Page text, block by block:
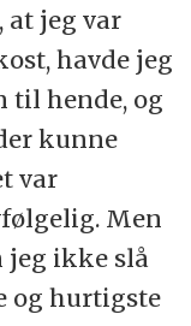
at jeg var
havde jeg
til hende, og
kunne
var
Men
jeg ikke slå
og hurtigste